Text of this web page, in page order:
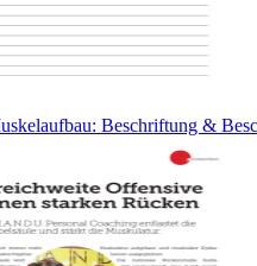
Beschriftung &